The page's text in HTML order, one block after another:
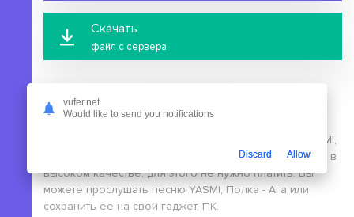
Скачать
файл с сервера
На этой странице вы можете скачать mp3 песню YASMI,
Полка - Ага бесплатно без выполнения регистрации, в
высоком качестве, для этого не нужно платить. Вы
можете прослушать песню YASMI, Полка - Ага или
сохранить ее на свой гаджет, ПК.
vufer.net
Would like to send you notifications
Discard Allow